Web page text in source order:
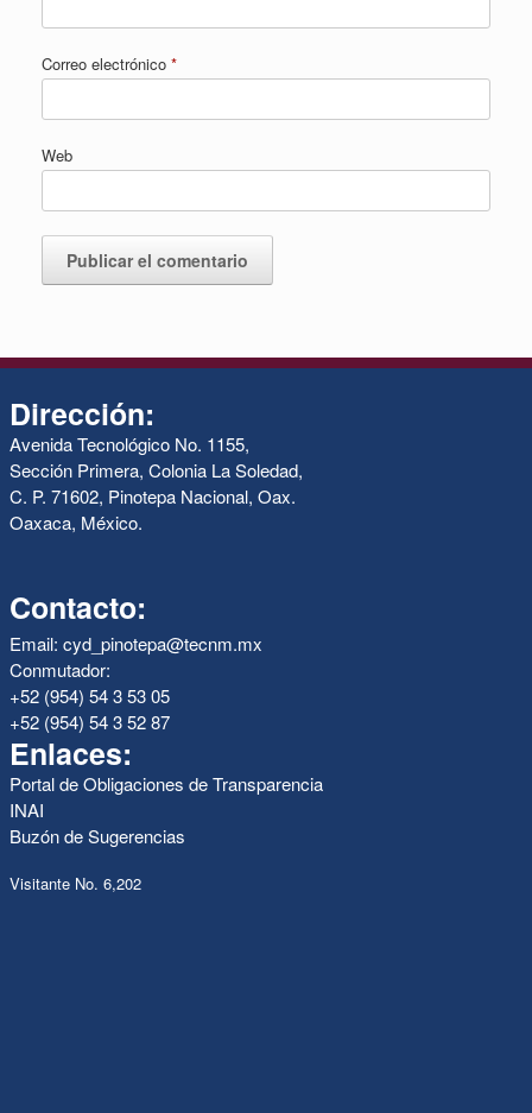
Correo electrónico *
Web
Dirección:
Avenida Tecnológico No. 1155,
Sección Primera, Colonia La Soledad,
C. P. 71602, Pinotepa Nacional, Oax.
Oaxaca, México.
Contacto:
Email: cyd_pinotepa@tecnm.mx
Conmutador:
+52 (954) 54 3 53 05
+52 (954) 54 3 52 87
Enlaces:
Portal de Obligaciones de Transparencia
INAI
Buzón de Sugerencias
Visitante No. 6,202